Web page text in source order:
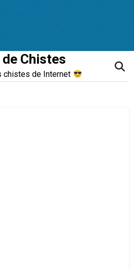
de Chistes
chistes de Internet